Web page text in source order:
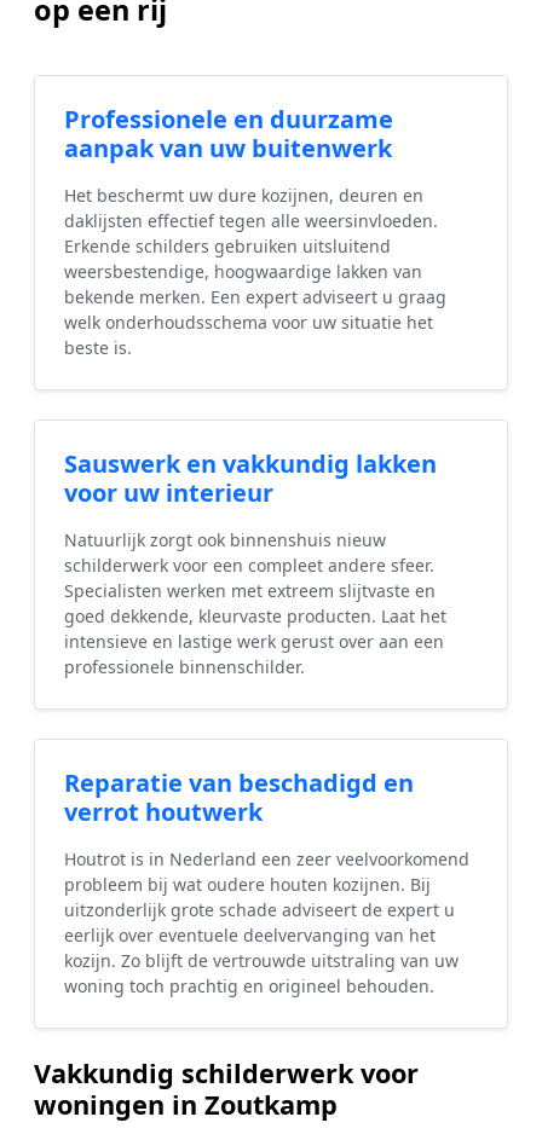
op een rij
Professionele en duurzame
aanpak van uw buitenwerk
Het beschermt uw dure kozijnen, deuren en
daklijsten effectief tegen alle weersinvloeden.
Erkende schilders gebruiken uitsluitend
weersbestendige, hoogwaardige lakken van
bekende merken. Een expert adviseert u graag
welk onderhoudsschema voor uw situatie het
beste is.
Sauswerk en vakkundig lakken
voor uw interieur
Natuurlijk zorgt ook binnenshuis nieuw
schilderwerk voor een compleet andere sfeer.
Specialisten werken met extreem slijtvaste en
goed dekkende, kleurvaste producten. Laat het
intensieve en lastige werk gerust over aan een
professionele binnenschilder.
Reparatie van beschadigd en
verrot houtwerk
Houtrot is in Nederland een zeer veelvoorkomend
probleem bij wat oudere houten kozijnen. Bij
uitzonderlijk grote schade adviseert de expert u
eerlijk over eventuele deelvervanging van het
kozijn. Zo blijft de vertrouwde uitstraling van uw
woning toch prachtig en origineel behouden.
Vakkundig schilderwerk voor
woningen in Zoutkamp